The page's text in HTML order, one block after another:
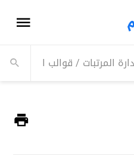
المرتبات /قوالب الرواتب/